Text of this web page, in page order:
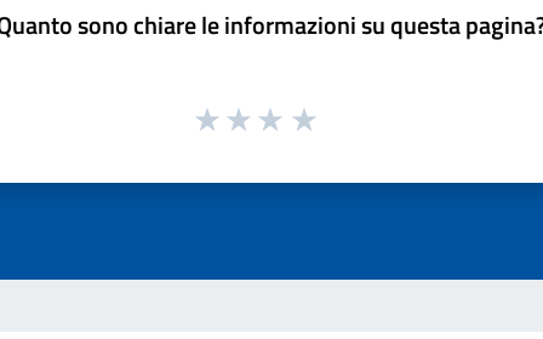
sono chiare le informazioni su questa